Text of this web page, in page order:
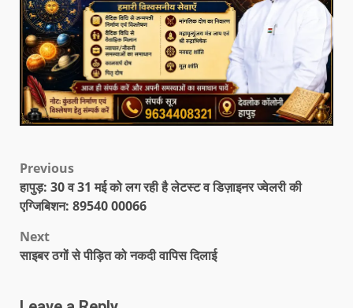
Previous
हापुड़: 30 व 31 मई को लग रही है लेटस्ट व डिज़ाइनर ज्वेलरी की
एग्जिबिशन: 89540 00066
Next
साइबर ठगों से पीड़ित को नकदी वापिस दिलाई